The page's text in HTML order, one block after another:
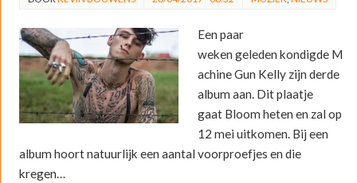
Een paar
weken geleden kondigde M
achine Gun Kelly zijn derde
album aan. Dit plaatje
gaat Bloom heten en zal op
12 mei uitkomen. Bij een
album hoort natuurlijk een aantal voorproefjes en die
kregen…